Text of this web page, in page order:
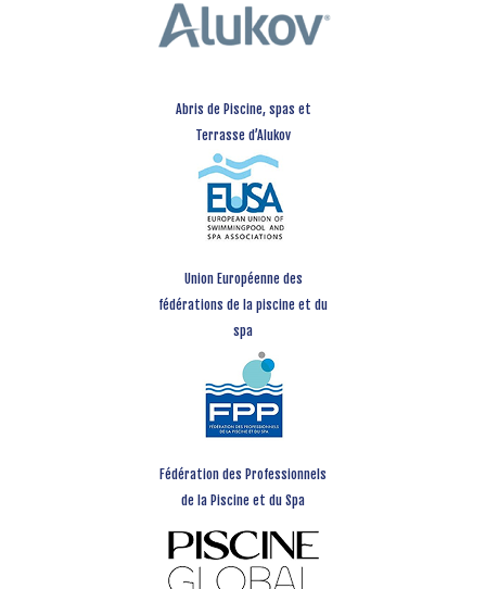
Abris de Piscine, spas et
Terrasse d’Alukov
Union Européenne des
fédérations de la piscine et du
spa
Fédération des Professionnels
de la Piscine et du Spa